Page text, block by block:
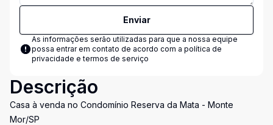
Enviar
As informações serão utilizadas para que a nossa equipe
possa entrar em contato de acordo com a política de
privacidade e termos de serviço
Descrição
Casa à venda no Condomínio Reserva da Mata - Monte
Mor/SP